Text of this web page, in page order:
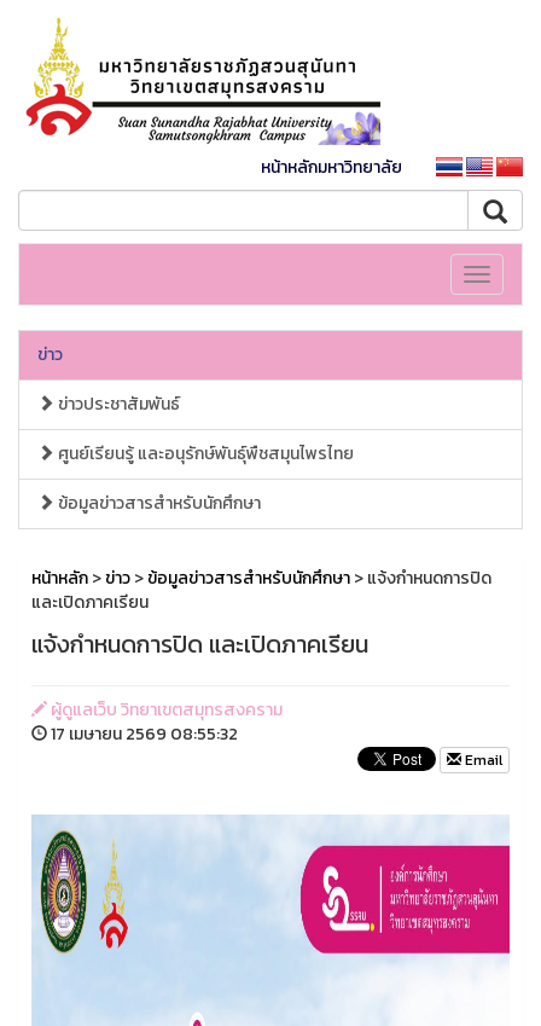
หน้าหลักมหาวิทยาลัย
Toggle
ข่าว
ข่าวประชาสัมพันธ์
ศูนย์เรียนรู้ และอนุรักษ์พันธุ์พืชสมุนไพรไทย
ข้อมูลข่าวสารสำหรับนักศึกษา
หน้าหลัก>ข่าว>ข้อมูลข่าวสารสำหรับนักศึกษา> แจ้งกำหนดการปิด
และเปิดภาคเรียน
แจ้งกำหนดการปิด และเปิดภาคเรียน
ผู้ดูแลเว็บ วิทยาเขตสมุทรสงคราม
17 เมษายน 2569 08:55:32
Email